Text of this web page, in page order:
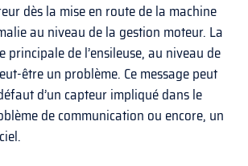
dès la mise en route de la machine
au niveau de la gestion moteur. La
principale de l’ensileuse, au niveau de
être un problème. Ce message peut
d’un capteur impliqué dans le
de communication ou encore, un